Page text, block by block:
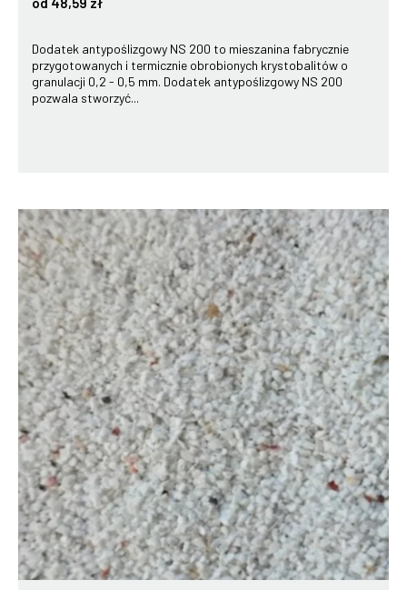
Dodatek antypoślizgowy NS 200 to mieszanina fabrycznie
przygotowanych i termicznie obrobionych krystobalitów o
granulacji 0,2 - 0,5 mm. Dodatek antypoślizgowy NS 200
pozwala stworzyć...